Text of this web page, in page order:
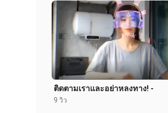
ติดตามเราและอย่าหลงทาง! -
9 วิว